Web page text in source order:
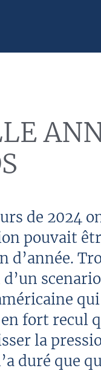
de 2024
pouvait
d’année.
fort recul
la
duré que